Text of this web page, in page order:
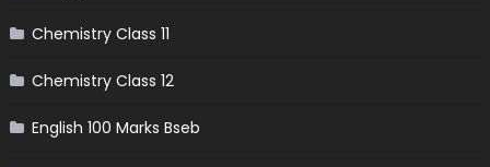
Chemistry Class 11
Chemistry Class 12
English 100 Marks Bseb